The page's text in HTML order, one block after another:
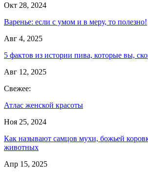
Окт 28, 2024
Варенье: если с умом и в меру, то полезно!
Авг 4, 2025
5 фактов из истории пива, которые вы,
Авг 12, 2025
Свежее:
Атлас женской красоты
Ноя 25, 2024
Как называют самцов мухи, божьей
животных
Апр 15, 2025